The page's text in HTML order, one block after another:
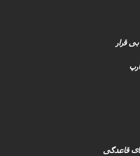
قرار
قاعدگی